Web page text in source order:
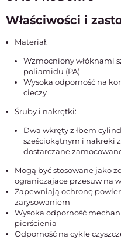
Właściwości i
Materiał:
Wzmocniony włóknami
poliamidu (PA)
Wysoka odporność na
cieczy
Śruby i nakrętki:
Dwa wkręty z łbem
sześciokątnym i nakręki
dostarczane
Mogą być stosowane jako
ograniczające przesuw na
Zapewniają ochronę
zarysowaniem
Wysoka odporność
pierścienia
Odporność na cykle